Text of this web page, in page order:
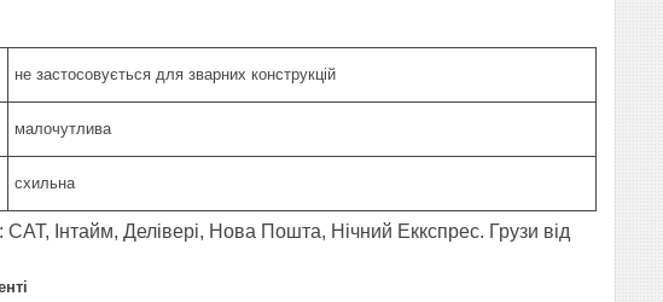
не застосовується для зварних конструкцій
малочутлива
схильна
Інтайм, Делівері, Нова Пошта, Нічний Еккспрес. Грузи від